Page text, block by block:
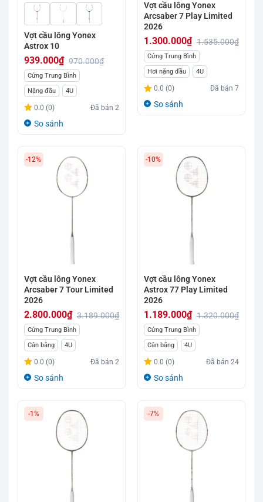
Vợt cầu lông Yonex
Astrox 10
970.000₫
Giá
gốc
là:
970.000₫.
939.000₫
Giá
hiện
tại
là:
Cứng Trung Bình
Nặng đầu
4U
0.0 (0) Đã bán2
So sánh
Vợt cầu lông Yonex
Arcsaber 7 Play Limited
2026
1.535.000₫
Giá
gốc
là:
1.535.000₫.
1.300.000₫
Giá
hiện
tại
là:
Cứng Trung Bình
Hơi nặng đầu
4U
0.0 (0) Đã bán7
So sánh
-12%
Vợt cầu lông Yonex
Arcsaber 7 Tour Limited
2026
3.189.000₫
Giá
gốc
là:
3.189.000₫.
2.800.000₫
Giá
hiện
tại
là:
Cứng Trung Bình
Cân bằng
4U
0.0 (0) Đã bán2
So sánh
-10%
Vợt cầu lông Yonex
Astrox 77 Play Limited
2026
1.320.000₫
Giá
gốc
là:
1.320.000₫.
1.189.000₫
Giá
hiện
tại
là:
Cứng Trung Bình
Cân bằng
4U
0.0 (0) Đã bán24
So sánh
-1% -7%